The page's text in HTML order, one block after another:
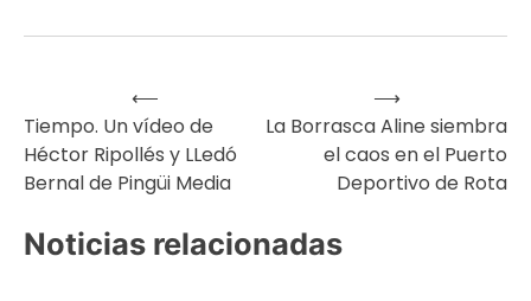
Navegación
de
entradas
⟵
Tiempo. Un vídeo de
Héctor Ripollés y LLedó
Bernal de Pingüi Media
La Borrasca Aline siembra
el caos en el Puerto
Deportivo de Rota
⟶
Noticias relacionadas